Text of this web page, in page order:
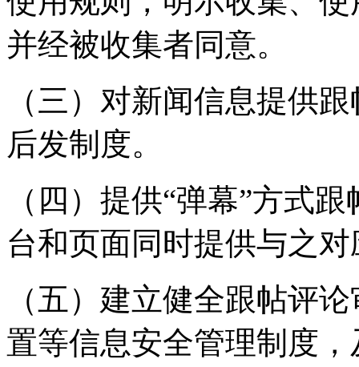
并经被收集者同意。
（三）对新闻信息提供
后发制度。
（四）提供“弹幕”方式
台和页面同时提供与之
（五）建立健全跟帖评
置等信息安全管理制度